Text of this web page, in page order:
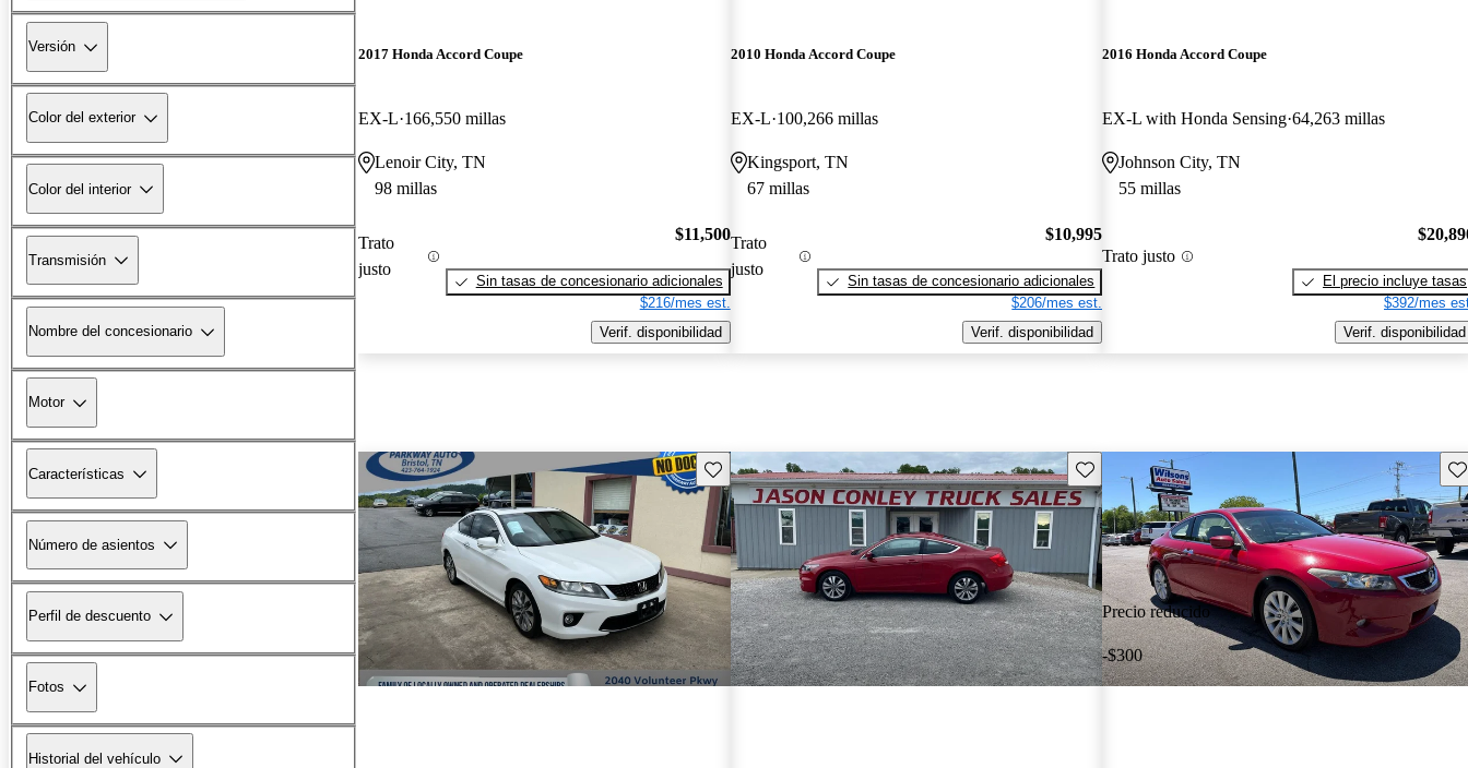
Versión
Color del exterior
Color del interior
Transmisión
Nombre del concesionario
Motor
Características
Número de asientos
Perfil de descuento
Fotos
Historial del vehículo
2017 Honda Accord Coupe
EX-L 166,550 millas
Lenoir City, TN
98 millas
Trato
justo
$11,500
Sin tasas de concesionario adicionales
$216/mes est.
Verif. disponibilidad
2010 Honda Accord Coupe
EX-L 100,266 millas
Kingsport, TN
67 millas
Trato
justo
$10,995
Sin tasas de concesionario adicionales
$206/mes est.
Verif. disponibilidad
2016 Honda Accord Coupe
EX-L with Honda Sensing 64,263 millas
Johnson City, TN
55 millas
Trato justo
El precio incluye tasas
$392/mes
Verif. disponibilidad
Guarda este Aviso Guarda este Aviso
Precio reducido
-$300